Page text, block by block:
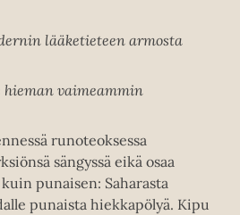
lääketieteen armosta
hieman vaimeammin
runoteoksessa
sängyssä eikä osaa
punaisen: Saharasta
punaista hiekkapölyä. Kipu